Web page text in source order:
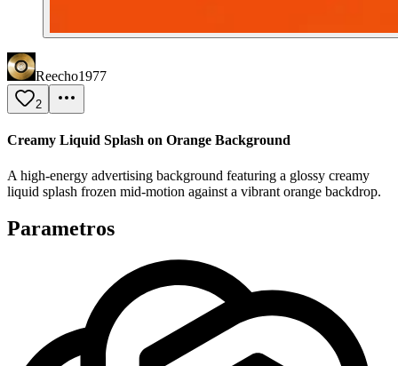
Reecho1977
2
Creamy Liquid Splash on Orange Background
A high-energy advertising background featuring a glossy creamy
liquid splash frozen mid-motion against a vibrant orange backdrop.
Parametros